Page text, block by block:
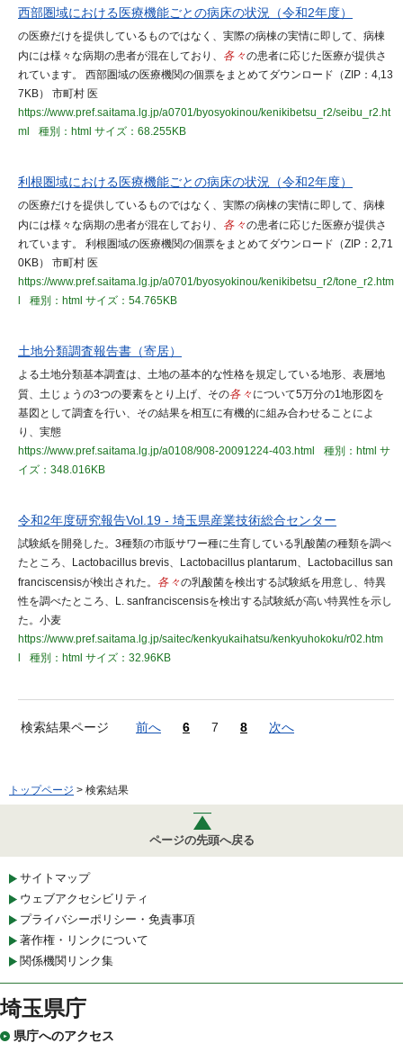
西部圏域における医療機能ごとの病床の状況（令和2年度）
の医療だけを提供しているものではなく、実際の病棟の実情に即して、病棟
内には様々な病期の患者が混在しており、 各々の患者に応じた医療が提供さ
れています。 西部圏域の医療機関の個票をまとめてダウンロード（ZIP：4,13
7KB） 市町村 医
https://www.pref.saitama.lg.jp/a0701/byosyokinou/kenikibetsu_r2/seibu_r2.ht
ml
種別：html サイズ：68.255KB
利根圏域における医療機能ごとの病床の状況（令和2年度）
の医療だけを提供しているものではなく、実際の病棟の実情に即して、病棟
内には様々な病期の患者が混在しており、 各々の患者に応じた医療が提供さ
れています。 利根圏域の医療機関の個票をまとめてダウンロード（ZIP：2,71
0KB） 市町村 医
https://www.pref.saitama.lg.jp/a0701/byosyokinou/kenikibetsu_r2/tone_r2.htm
種別：html サイズ：54.765KB
土地分類調査報告書（寄居）
よる土地分類基本調査は、土地の基本的な性格を規定している地形、表層地
質、土じょうの3つの要素をとり上げ、その各々 について5万分の1地形図を
基図として調査を行い、その結果を相互に有機的に組み合わせることによ
り、実態
https://www.pref.saitama.lg.jp/a0108/908-20091224-403.html
種別：html サ
イズ：348.016KB
令和2年度研究報告Vol.19 - 埼玉県産業技術総合センター
試験紙を開発した。3種類の市販サワー種に生育している乳酸菌の種類を調べ
たところ、Lactobacillus brevis、Lactobacillus plantarum、Lactobacillus san
franciscensisが検出された。 各々の乳酸菌を検出する試験紙を用意し、特異
性を調べたところ、L. sanfranciscensisを検出する試験紙が高い特異性を示し
た。小麦
https://www.pref.saitama.lg.jp/saitec/kenkyukaihatsu/kenkyuhokoku/r02.htm
種別：html サイズ：32.96KB
検索結果ページ 前へ 6 7 8 次へ
トップページ > 検索結果
ページの先頭へ戻る
サイトマップ
ウェブアクセシビリティ
プライバシーポリシー・免責事項
著作権・リンクについて
関係機関リンク集
埼玉県庁
県庁へのアクセス